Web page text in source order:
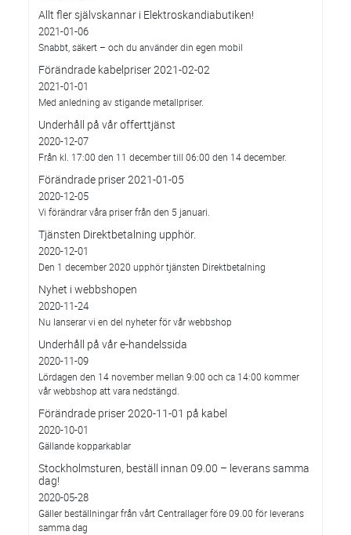
Allt fler självskannar i Elektroskandiabutiken!
2021-01-06
Snabbt, säkert – och du använder din egen mobil
Förändrade kabelpriser 2021-02-02
2021-01-01
Med anledning av stigande metallpriser.
Underhåll på vår offerttjänst
2020-12-07
Från kl. 17:00 den 11 december till 06:00 den 14 december.
Förändrade priser 2021-01-05
2020-12-05
Vi förändrar våra priser från den 5 januari.
Tjänsten Direktbetalning upphör.
2020-12-01
Den 1 december 2020 upphör tjänsten Direktbetalning
Nyhet i webbshopen
2020-11-24
Nu lanserar vi en del nyheter för vår webbshop
Underhåll på vår e-handelssida
2020-11-09
Lördagen den 14 november mellan 9:00 och ca 14:00 kommer
vår webbshop att vara nedstängd.
Förändrade priser 2020-11-01 på kabel
2020-10-01
Gällande kopparkablar
Stockholmsturen, beställ innan 09.00 – leverans samma
dag!
2020-05-28
Gäller beställningar från vårt Centrallager före 09.00 för leverans
samma dag